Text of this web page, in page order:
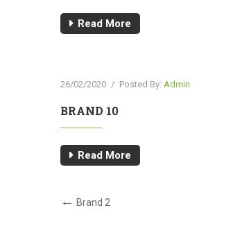
Read More
26/02/2020 / Posted By: Admin
BRAND 10
Read More
Πλοήγηση
Previous
Brand 2